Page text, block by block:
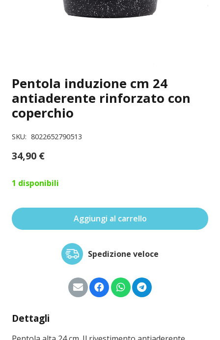
Pentola induzione cm 24
antiaderente rinforzato con
coperchio
SKU: 8022652790513
34,90 €
1 disponibili
Pentola
coperchio
Aggiungi al carrello
Spedizione veloce
Dettagli